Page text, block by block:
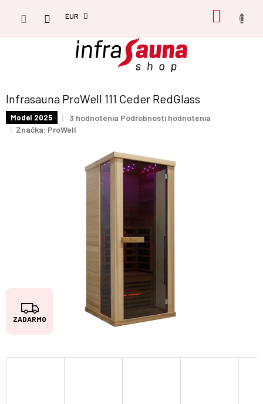
EUR
Infrasauna ProWell 111 Ceder RedGlass
Model 2025
Priemerné
hodnotenie
hviezdičiek.
3 hodnotenia Podrobnosti hodnotenia
Značka: ProWell
Z
A
A
ZADARMO